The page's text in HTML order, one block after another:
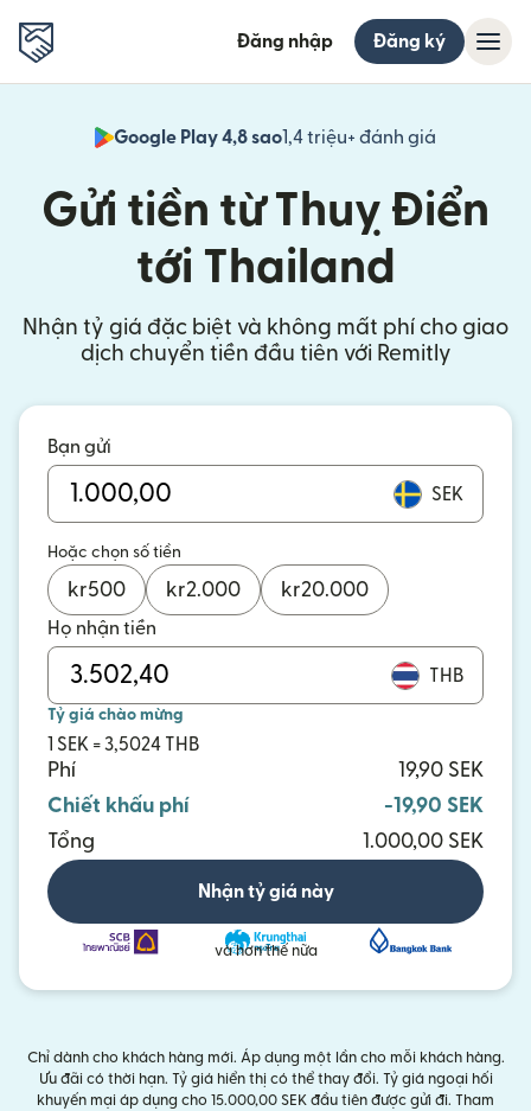
Đăng nhập Đăng ký
Google Play 4,8 sao1,4 triệu+ đánh giá
Gửi tiền từ Thuỵ Điển
tới Thailand
Nhận tỷ giá đặc biệt và không mất phí cho giao
dịch chuyển tiền đầu tiên với Remitly
Bạn gửi
SEK
Hoặc chọn số tiền
kr500 kr2.000 kr20.000
Họ nhận tiền
THB
Tỷ giá chào mừng
1 SEK = 3,5024 THB
Phí
19,90 SEK
Chiết khấu phí
-19,90 SEK
Tổng
1.000,00 SEK
Nhận tỷ giá này
và hơn thế nữa
Chỉ dành cho khách hàng mới. Áp dụng một lần cho mỗi khách hàng.
Ưu đãi có thời hạn. Tỷ giá hiển thị có thể thay đổi. Tỷ giá ngoại hối
khuyến mại áp dụng cho 15.000,00 SEK đầu tiên được gửi đi. Tham